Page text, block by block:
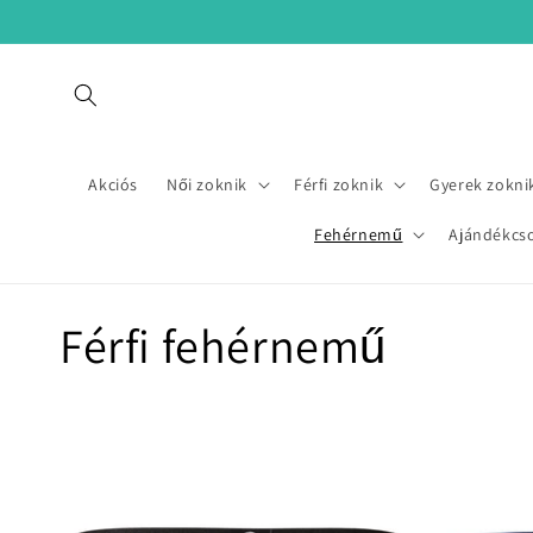
Akciós Női zoknik Férfi zoknik Gyerek
Fehérnemű
K
Férfi fehérnemű